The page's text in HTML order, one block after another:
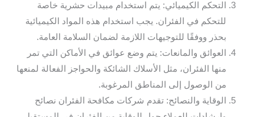
التحكم الكيميائي: يتم استخدام مبيدات حشرية خاصة
للتحكم في الفئران. يجب استخدام هذه المواد الكيميائية
بحذر ووفقًا للتوجيهات اللازمة لضمان السلامة العامة.
العوائق والمانعات: يتم وضع عوائق في الأماكن التي تمر
منها الفئران، مثل الأسلاك الشائكة والحواجز الفعالة لمنعها
من الوصول إلى المناطق المرغوبة.
الوقاية والنصائح: تقدم شركات مكافحة الفئران نصائح